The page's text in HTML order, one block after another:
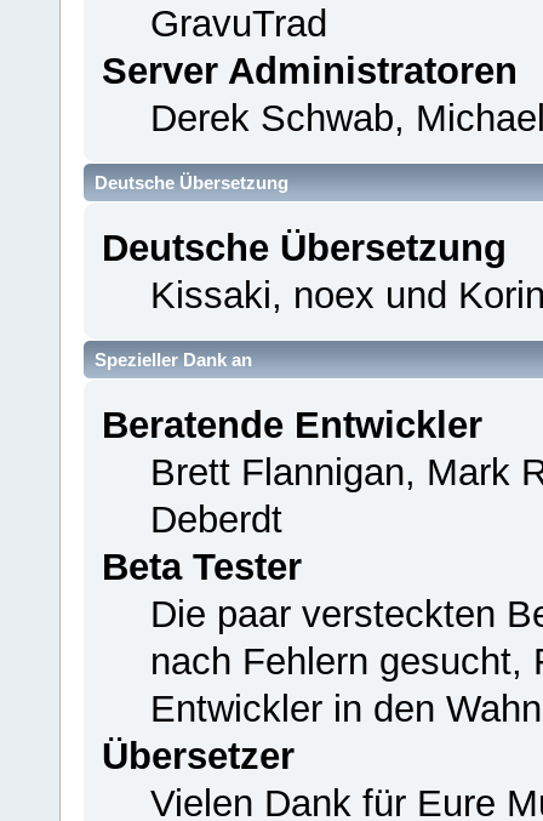
GravuTrad
Server Administratoren
Derek Schwab,
Deutsche Übersetzung
Deutsche Übersetzung
Kissaki, noex und
Spezieller Dank an
Beratende Entwickler
Brett Flannigan, Mark
Deberdt
Beta Tester
Die paar versteckten
nach Fehlern gesucht,
Entwickler in den
Übersetzer
Vielen Dank für Eure